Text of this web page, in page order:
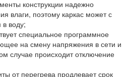
конструкции надежно
влаги, поэтому каркас может с
в воду;
специальное программное
на смену напряжения в сети и
случае происходит отключение
от перегрева продлевает срок